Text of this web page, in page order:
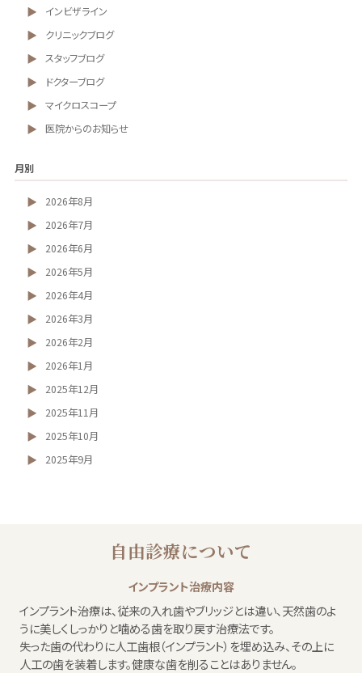
インビザライン
クリニックブログ
スタッフブログ
ドクターブログ
マイクロスコープ
医院からのお知らせ
月別
2026年8月
2026年7月
2026年6月
2026年5月
2026年4月
2026年3月
2026年2月
2026年1月
2025年12月
2025年11月
2025年10月
2025年9月
自由診療について
インプラント治療内容
インプラント治療は、従来の入れ歯やブリッジとは違い、天然歯のよ
うに美しくしっかりと噛める歯を取り戻す治療法です。
失った歯の代わりに人工歯根（インプラント）を埋め込み、その上に
人工の歯を装着します。健康な歯を削ることはありません。